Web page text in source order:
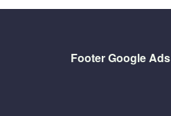
Footer Google Ads